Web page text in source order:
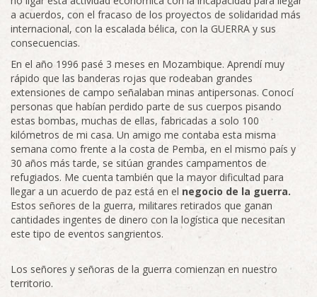
a acuerdos, con el fracaso de los proyectos de solidaridad más
internacional, con la escalada bélica, con la GUERRA y sus
consecuencias.
En el año 1996 pasé 3 meses en Mozambique. Aprendí muy
rápido que las banderas rojas que rodeaban grandes
extensiones de campo señalaban minas antipersonas. Conocí
personas que habían perdido parte de sus cuerpos pisando
estas bombas, muchas de ellas, fabricadas a solo 100
kilómetros de mi casa. Un amigo me contaba esta misma
semana como frente a la costa de Pemba, en el mismo país y
30 años más tarde, se sitúan grandes campamentos de
refugiados. Me cuenta también que la mayor dificultad para
llegar a un acuerdo de paz está en el negocio de la guerra.
Estos señores de la guerra, militares retirados que ganan
cantidades ingentes de dinero con la logística que necesitan
este tipo de eventos sangrientos.
Los señores y señoras de la guerra comienzan en nuestro
territorio.